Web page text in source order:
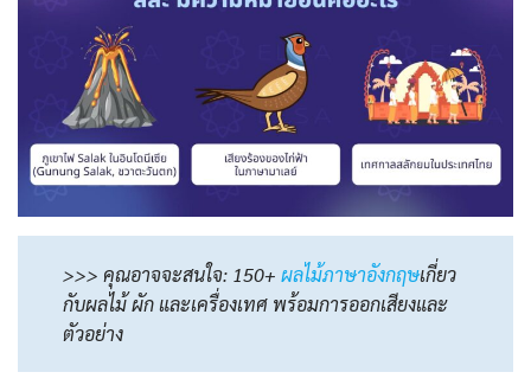
>>> คุณอาจจะสนใจ: 150+ ผลไม้ภาษาอังกฤษเกี่ยว
กับผลไม้ ผัก และเครื่องเทศ พร้อมการออกเสียงและ
ตัวอย่าง